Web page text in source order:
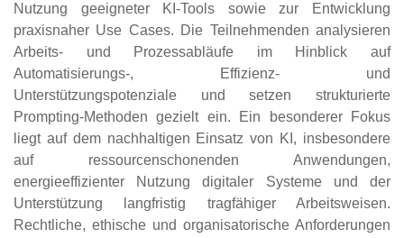
Nutzung geeigneter KI‑Tools sowie zur Entwicklung
praxisnaher Use Cases. Die Teilnehmenden analysieren
Arbeits‑ und Prozessabläufe im Hinblick auf
Automatisierungs‑, Effizienz‑ und
Unterstützungspotenziale und setzen strukturierte
Prompting‑Methoden gezielt ein. Ein besonderer Fokus
liegt auf dem nachhaltigen Einsatz von KI, insbesondere
auf ressourcenschonenden Anwendungen,
energieeffizienter Nutzung digitaler Systeme und der
Unterstützung langfristig tragfähiger Arbeitsweisen.
Rechtliche, ethische und organisatorische Anforderungen